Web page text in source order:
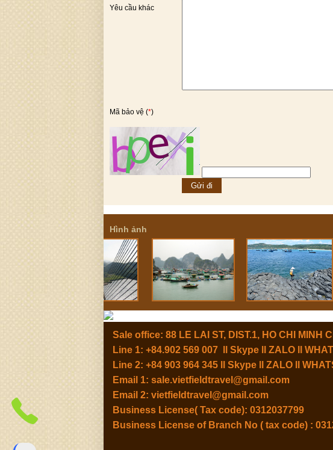
Yêu cầu khác
Mã bảo vệ (*)
Hình ảnh
Sale office: 88 LE LAI ST, DIST.1, HO CHI MINH
Line 1: +84.902 569 007 ll Skype ll ZALO ll
Line 2: +84 903 964 345 ll Skype ll ZALO ll
Email 1: sale.vietfieldtravel@gmail.com
Email 2: vietfieldtravel@gmail.com
Business License( Tax code): 0312037799
Business License of Branch No ( tax code) :